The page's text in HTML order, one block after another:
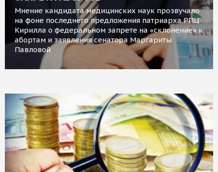
Мнение кандидата медицинских наук прозвучало
на фоне последнего предложения патриарха РПЦ
Кирилла о федеральном запрете на «склонение» к
абортам и заявления сенатора Маргариты
Павловой